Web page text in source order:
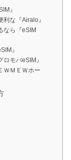
』
な『Airalo』
なら『eSIM
』
モバeSIM』
ＷＭＥＷホー